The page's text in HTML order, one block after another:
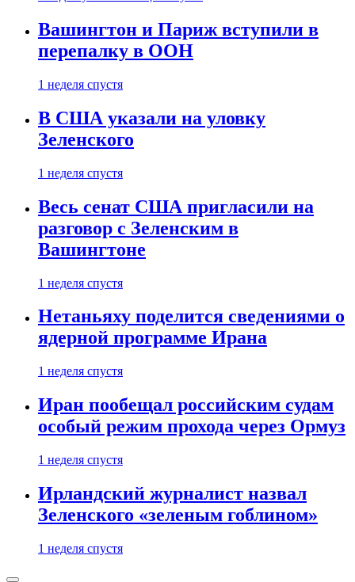
Вашингтон и Париж вступили в
перепалку в ООН
1 неделя спустя
В США указали на уловку
Зеленского
1 неделя спустя
Весь сенат США пригласили на
разговор с Зеленским в
Вашингтоне
1 неделя спустя
Нетаньяху поделится сведениями о
ядерной программе Ирана
1 неделя спустя
Иран пообещал российским судам
особый режим прохода через Ормуз
1 неделя спустя
Ирландский журналист назвал
Зеленского «зеленым гоблином»
1 неделя спустя